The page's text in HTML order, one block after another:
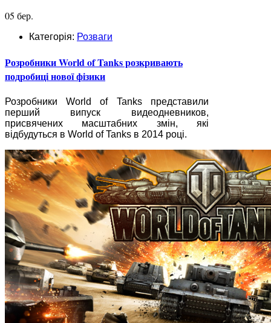
05 бер.
Категорія: Розваги
Розробники World of Tanks розкривають
подробиці нової фізики
Розробники World of Tanks представили
перший випуск видеодневников,
присвячених масштабних змін, які
відбудуться в World of Tanks в 2014 році.